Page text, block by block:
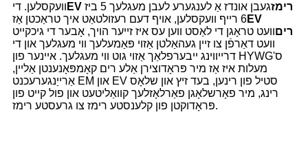
וועקסלען. די
EV רימז
געבן אונדז אַ לענגערע לעבן מעגלעך 5 ביז
6 רייף וועקסלען, אויף דעם רעזולטאַט איך טראַכטן אַזEV
ריםוועט טראָגן די לאַסט ווען עס איז זייער הויך, אָבער די גיכקייט
וועט דאַרפֿן צו זיין געהאַלטן אַזוי פּאַמעלעך ווי מעגלעך און די
דרייווינג ייבערפלאַך אַזוי גוט ווי מעגלעך. איינער פון HYWG'ס
מעלות איז אַז מיר פּראָדוצירן אַלע רים קאָמפּאָנענטן אַליין,
אַרייַנגערעכנט EM און EV סטיל פון רינען, בעד זיץ און שלאָס
רינג, מיר פאָרשלאָגן פאַרלאָזלעך קוואַליטעט און פול קייט פון
פּראָדוקטן פון קלענסטע רימז צו גרעסטע רימז.